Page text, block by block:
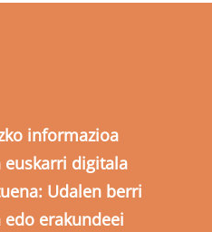
informazioa
euskarri digitala
Udalen berri
erakundeei